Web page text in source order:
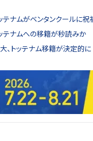
ッテナムがベンタンクールに
ッテナムへの移籍が秒読み
、トッテナム移籍が決定的に